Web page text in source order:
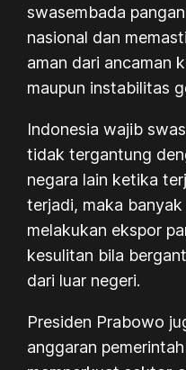
swasembada
nasional dan
aman dari ancaman
maupun instabilitas
Indonesia wajib
tidak tergantung
negara lain ketika
terjadi, maka
melakukan ekspor
kesulitan bila
dari luar negeri.
Presiden Prabowo
anggaran